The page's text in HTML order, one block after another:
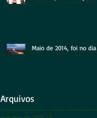
Maio de 2014, foi no dia
Arquivos